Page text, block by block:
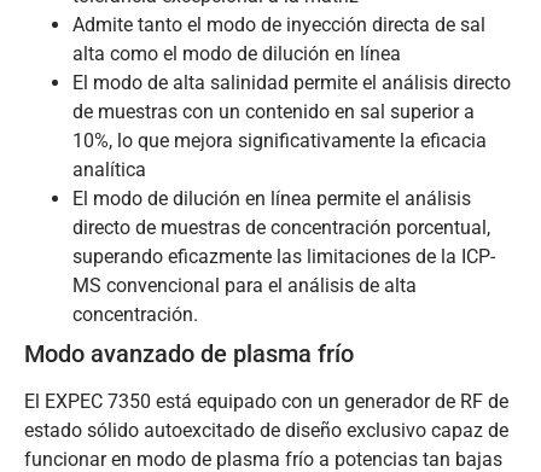
Admite tanto el modo de inyección directa de sal
alta como el modo de dilución en línea
El modo de alta salinidad permite el análisis directo
de muestras con un contenido en sal superior a
10%, lo que mejora significativamente la eficacia
analítica
El modo de dilución en línea permite el análisis
directo de muestras de concentración porcentual,
superando eficazmente las limitaciones de la ICP-
MS convencional para el análisis de alta
concentración.
Modo avanzado de plasma frío
El EXPEC 7350 está equipado con un generador de RF de
estado sólido autoexcitado de diseño exclusivo capaz de
funcionar en modo de plasma frío a potencias tan bajas